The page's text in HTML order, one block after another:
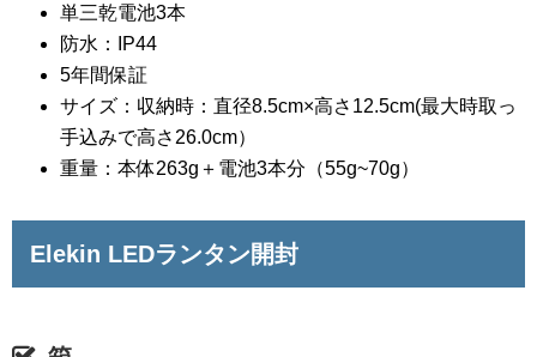
単三乾電池3本
防水：IP44
5年間保証
サイズ：収納時：直径8.5cm×高さ12.5cm(最大時取っ
手込みで高さ26.0cm）
重量：本体263g＋電池3本分（55g~70g）
Elekin LEDランタン開封